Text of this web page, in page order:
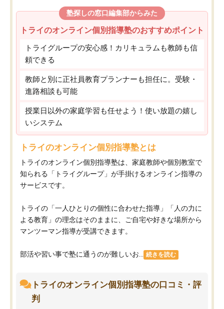
塾探しの窓口編集部からみた
トライのオンライン個別指導塾のおすすめポイント
トライグループの安心感！カリキュラムも教師も信
頼できる
教師と別に正社員教育プランナーも担任に。受験・
進路相談も可能
授業日以外の家庭学習も任せよう！使い放題の嬉し
いシステム
トライのオンライン個別指導塾とは
トライのオンライン個別指導塾は、家庭教師や個別教室で
知られる「トライグループ」が手掛けるオンライン指導の
サービスです。
トライの「一人ひとりの個性に合わせた指導」「人の力に
よる教育」の理念はそのままに、ご自宅や好きな場所から
マンツーマン指導が受講できます。
部活や習い事で塾に通うのが難しいお... 続きを読む
トライのオンライン個別指導塾の口コミ・評
判